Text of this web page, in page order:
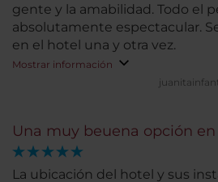
gente y la amabilidad. Todo el
absolutamente espectacular.
en el hotel una y otra vez.
Mostrar información
Una muy beuena opción
La ubicación del hotel y sus